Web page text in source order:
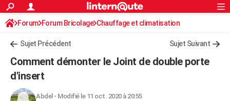
ACTUALITÉS
Politique
Société
Faits Divers
Education
Monde
Villes
+
Programme TV
TNTStreaming
Cinéma
Sorties cinéma
Musique
FINANCE
Retraite
Impôts
Epargne
Immobilier
Risques naturels par ville
Banque
Assurance
Crédit
AUTO
Rechercher
S'inscrire
Connexion
Forum Forum Bricolage Chauffage et climatisation
Chauffage bois/pellet/granulés
Sujet Précédent Sujet Suivant
Comment démonter le Joint de double porte
d'insert
Abdel - Modifié le 11 oct. 2020 à 20:55